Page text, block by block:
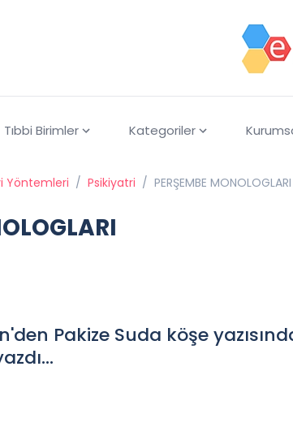
Tıbbi Birimler Kategoriler
Yöntemleri / Psikiyatri / PERŞEMBE MONOLOGLARI
Pakize Suda köşe